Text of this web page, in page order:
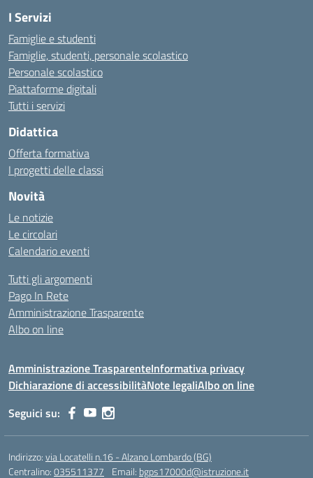
I Servizi
Famiglie e studenti
Famiglie, studenti, personale scolastico
Personale scolastico
Piattaforme digitali
Tutti i servizi
Didattica
Offerta formativa
I progetti delle classi
Novità
Le notizie
Le circolari
Calendario eventi
Tutti gli argomenti
Pago In Rete
Amministrazione Trasparente
Albo on line
Amministrazione TrasparenteInformativa privacy
Dichiarazione di accessibilitàNote legaliAlbo on line
Seguici su:
Indirizzo:via Locatelli n.16 - Alzano Lombardo (BG)
Centralino:035511377 Email: bgps17000d@istruzione.it